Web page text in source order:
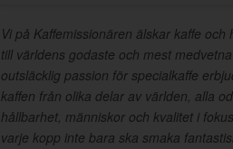
Vi på Kaffemissionären älskar kaffe
till världens godaste och mest
outsläcklig passion för specialkaffe
kaffen från olika delar av världen, alla
hållbarhet, människor och kvalitet i
varje kopp inte bara ska smaka